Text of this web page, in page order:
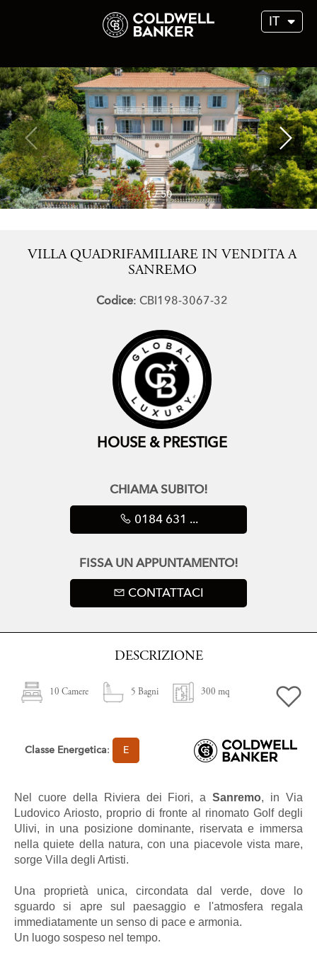
IT
1/50
VILLA QUADRIFAMILIARE IN VENDITA A
SANREMO
Codice: CBI198-3067-32
HOUSE & PRESTIGE
CHIAMA SUBITO!
0184 631 ...
FISSA UN APPUNTAMENTO!
CONTATTACI
DESCRIZIONE
10 Camere 5 Bagni 300 mq
Classe Energetica: E
Nel cuore della Riviera dei Fiori, aSanremo, in Via
Ludovico Ariosto, proprio di fronte al rinomato Golf degli
Ulivi, in una posizione dominante, riservata e immersa
nella quiete della natura, con una piacevole vista mare,
sorge Villa degli Artisti.
Una proprietà unica, circondata dal verde, dove lo
sguardo si apre sul paesaggio e l'atmosfera regala
immediatamente un senso di pace e armonia.
Un luogo sospeso nel tempo.